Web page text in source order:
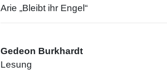
Arie „Bleibt ihr Engel“
Gedeon Burkhardt
Lesung